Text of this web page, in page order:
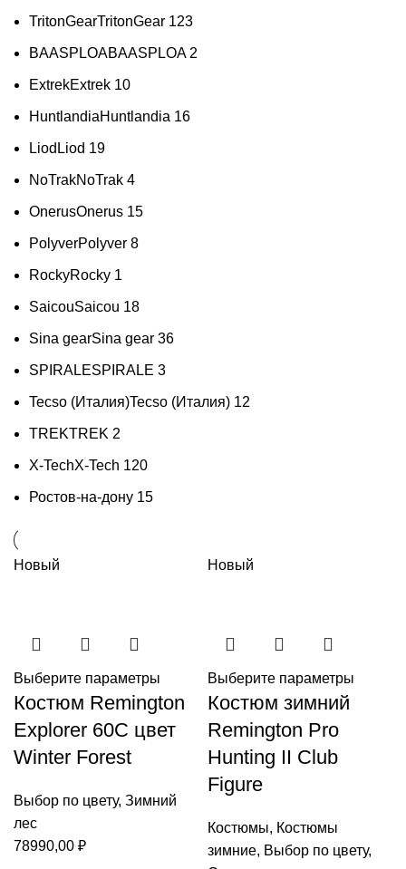
TritonGearTritonGear 123
BAASPLOABAASPLOA 2
ExtrekExtrek 10
HuntlandiaHuntlandia 16
Liod Liod 19
NoTrakNoTrak 4
OnerusOnerus 15
PolyverPolyver 8
RockyRocky 1
SaicouSaicou 18
Sina gearSina gear 36
SPIRALESPIRALE 3
Tecso (Италия)Tecso (Италия) 12
TREKTREK 2
X-TechX-Tech 120
Ростов-на-дону 15
Новый
Выберите параметры
Костюм Remington
Explorer 60С цвет
Winter Forest
Выбор по цвету, Зимний
лес
78990,00 ₽
Новый
Выберите параметры
Костюм зимний
Remington Pro
Hunting II Club
Figure
Костюмы, Костюмы
зимние, Выбор по цвету,